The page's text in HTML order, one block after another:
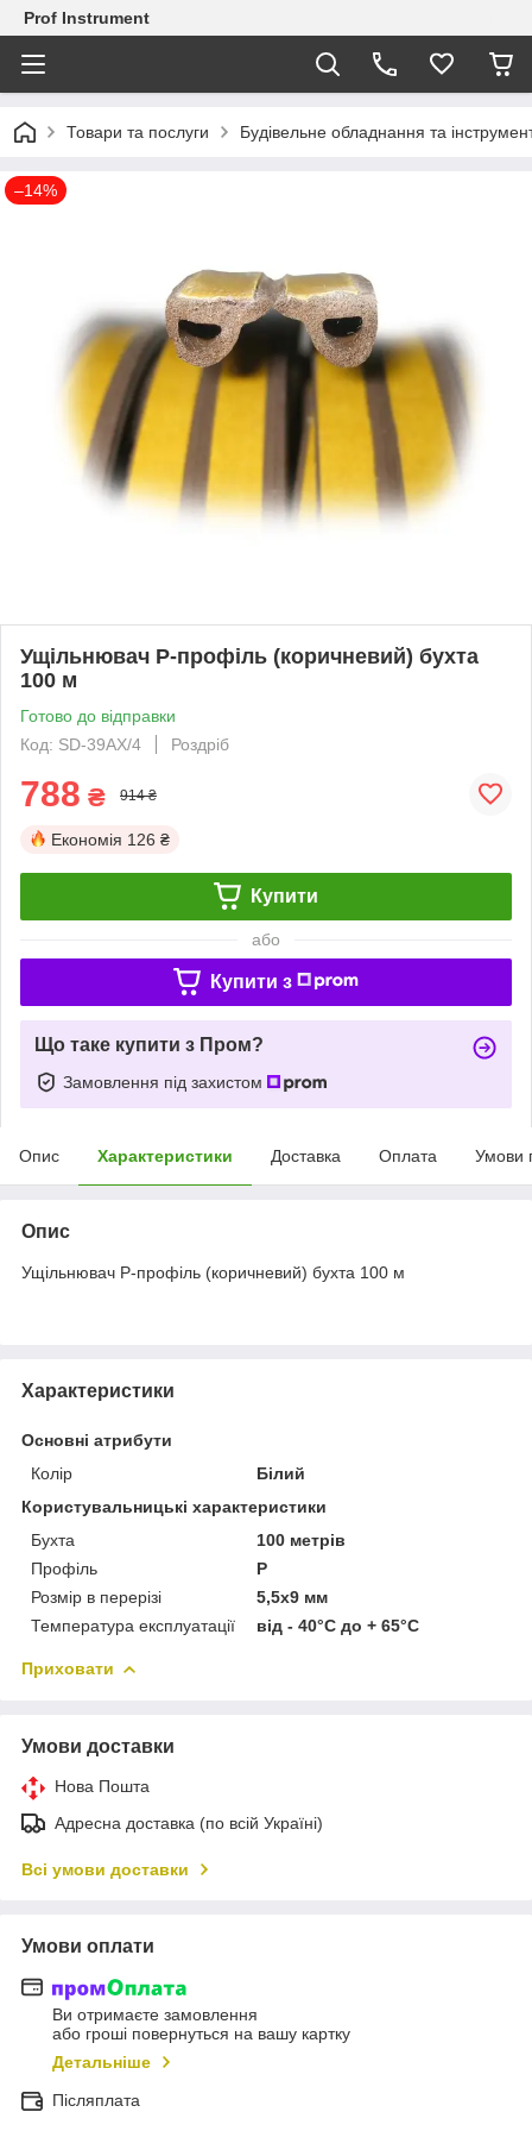
Prof Instrument
Товари та послуги Будівельне обладнання та
–14%
Ущільнювач P-профіль (коричневий) бухта
100 м
Готово до відправки
Код: SD-39AX/4
Роздріб
788 ₴ 914 ₴
Економія 126 ₴
Купити
або
Купити з
Що таке купити з Пром?
Замовлення під захистом
Опис Характеристики Доставка Оплата Умови
Опис
Ущільнювач P-профіль (коричневий) бухта 100 м
Характеристики
Основні атрибути
Колір
Білий
Користувальницькі характеристики
Бухта
100 метрів
Профіль
Р
Розмір в перерізі
5,5x9 мм
Температура експлуатації
від - 40°С до + 65°С
Приховати
Умови доставки
Нова Пошта
Адресна доставка (по всій Україні)
Всі умови доставки
Умови оплати
Ви отримаєте замовлення
або гроші повернуться на вашу картку
Детальніше
Післяплата